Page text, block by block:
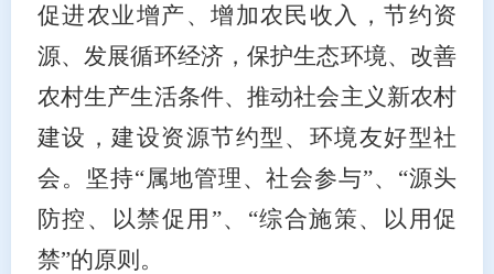
促进农业增产、增加农民收入，节约资
源、发展循环经济，保护生态环境、改善
农村生产生活条件、推动社会主义新农村
建设，建设资源节约型、环境友好型社
会。坚持“属地管理、社会参与”、“源头
防控、以禁促用”、“综合施策、以用促
禁”的原则。